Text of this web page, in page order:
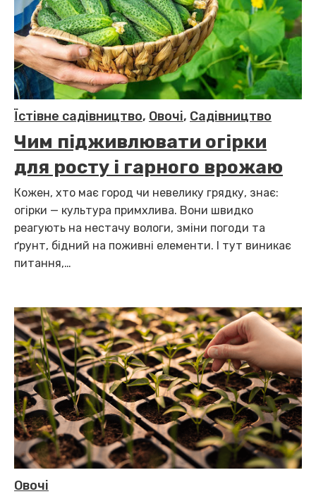
Їстівне садівництво, Овочі, Садівництво
Чим підживлювати огірки
для росту і гарного врожаю
Кожен, хто має город чи невелику грядку, знає:
огірки — культура примхлива. Вони швидко
реагують на нестачу вологи, зміни погоди та
ґрунт, бідний на поживні елементи. І тут виникає
питання,…
Овочі